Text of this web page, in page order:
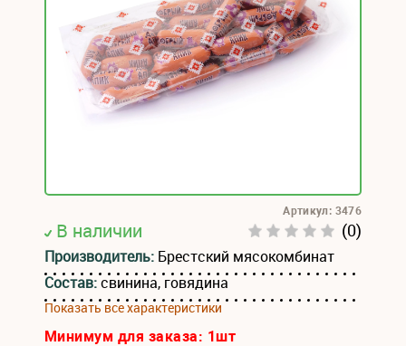
В наличии (0)
Артикул: 3476
Производитель: Брестский мясокомбинат
Состав:свинина, говядина
Показать все характеристики
Минимум для заказа: 1шт